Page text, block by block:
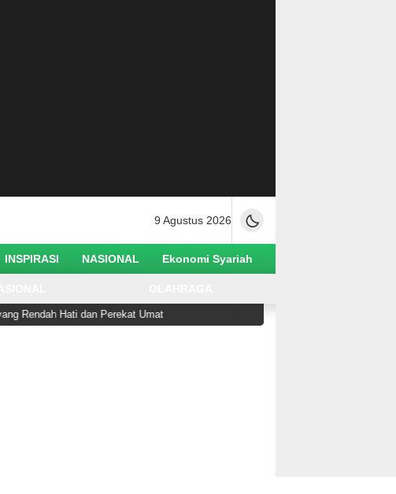
9 Agustus 2026
INSPIRASI NASIONAL Ekonomi Syariah
dan Perekat Umat